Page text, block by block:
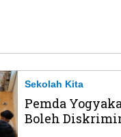
Sekolah Kita
Pemda
Boleh